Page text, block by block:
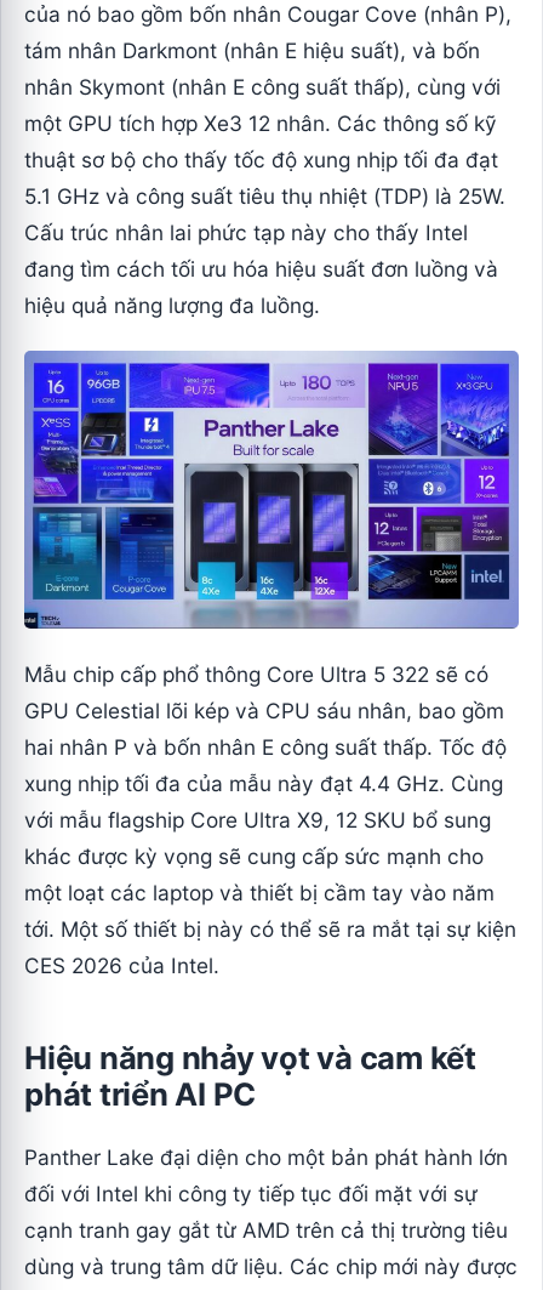
của nó bao gồm bốn nhân Cougar Cove (nhân P),
tám nhân Darkmont (nhân E hiệu suất), và bốn
nhân Skymont (nhân E công suất thấp), cùng với
một GPU tích hợp Xe3 12 nhân. Các thông số kỹ
thuật sơ bộ cho thấy tốc độ xung nhịp tối đa đạt
5.1 GHz và công suất tiêu thụ nhiệt (TDP) là 25W.
Cấu trúc nhân lai phức tạp này cho thấy Intel
đang tìm cách tối ưu hóa hiệu suất đơn luồng và
hiệu quả năng lượng đa luồng.
Mẫu chip cấp phổ thông Core Ultra 5 322 sẽ có
GPU Celestial lõi kép và CPU sáu nhân, bao gồm
hai nhân P và bốn nhân E công suất thấp. Tốc độ
xung nhịp tối đa của mẫu này đạt 4.4 GHz. Cùng
với mẫu flagship Core Ultra X9, 12 SKU bổ sung
khác được kỳ vọng sẽ cung cấp sức mạnh cho
một loạt các laptop và thiết bị cầm tay vào năm
tới. Một số thiết bị này có thể sẽ ra mắt tại sự kiện
CES 2026 của Intel.
Hiệu năng nhảy vọt và cam kết
phát triển AI PC
Panther Lake đại diện cho một bản phát hành lớn
đối với Intel khi công ty tiếp tục đối mặt với sự
cạnh tranh gay gắt từ AMD trên cả thị trường tiêu
dùng và trung tâm dữ liệu. Các chip mới này được